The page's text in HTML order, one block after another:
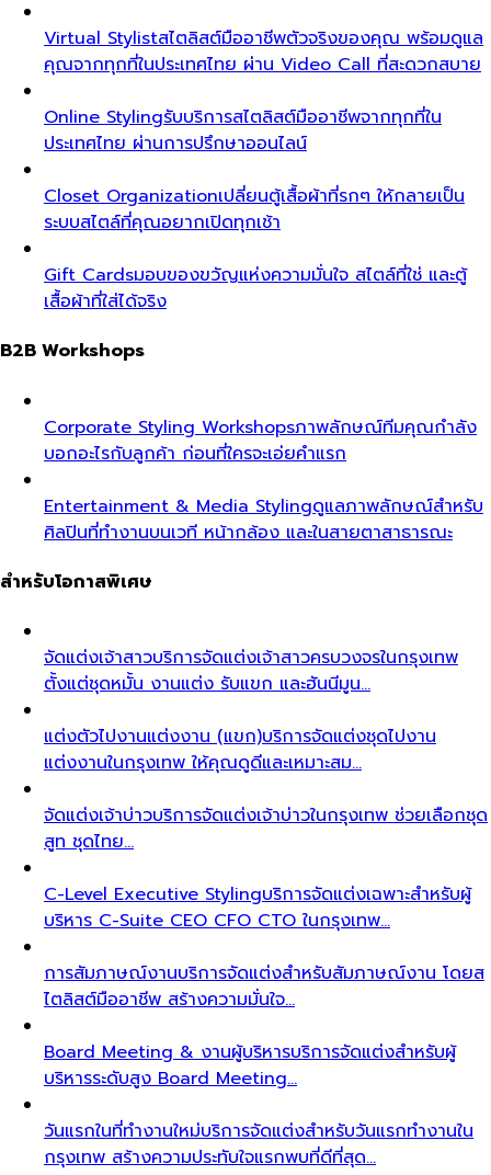
Virtual Stylistสไตลิสต์มืออาชีพตัวจริงของคุณ พร้อมดูแล
คุณจากทุกที่ในประเทศไทย ผ่าน Video Call ที่สะดวกสบาย
Online Stylingรับบริการสไตลิสต์มืออาชีพจากทุกที่ใน
ประเทศไทย ผ่านการปรึกษาออนไลน์
Closet Organizationเปลี่ยนตู้เสื้อผ้าที่รกๆ ให้กลายเป็น
ระบบสไตล์ที่คุณอยากเปิดทุกเช้า
Gift Cardsมอบของขวัญแห่งความมั่นใจ สไตล์ที่ใช่ และตู้
เสื้อผ้าที่ใส่ได้จริง
B2B Workshops
Corporate Styling Workshopsภาพลักษณ์ทีมคุณกำลัง
บอกอะไรกับลูกค้า ก่อนที่ใครจะเอ่ยคำแรก
Entertainment & Media Stylingดูแลภาพลักษณ์สำหรับ
ศิลปินที่ทำงานบนเวที หน้ากล้อง และในสายตาสาธารณะ
สำหรับโอกาสพิเศษ
จัดแต่งเจ้าสาวบริการจัดแต่งเจ้าสาวครบวงจรในกรุงเทพ
ตั้งแต่ชุดหมั้น งานแต่ง รับแขก และฮันนีมูน…
แต่งตัวไปงานแต่งงาน (แขก)บริการจัดแต่งชุดไปงาน
แต่งงานในกรุงเทพ ให้คุณดูดีและเหมาะสม…
จัดแต่งเจ้าบ่าวบริการจัดแต่งเจ้าบ่าวในกรุงเทพ ช่วยเลือกชุด
สูท ชุดไทย…
C-Level Executive Stylingบริการจัดแต่งเฉพาะสำหรับผู้
บริหาร C-Suite CEO CFO CTO ในกรุงเทพ…
การสัมภาษณ์งานบริการจัดแต่งสำหรับสัมภาษณ์งาน โดยส
ไตลิสต์มืออาชีพ สร้างความมั่นใจ…
Board Meeting & งานผู้บริหารบริการจัดแต่งสำหรับผู้
บริหารระดับสูง Board Meeting…
วันแรกในที่ทำงานใหม่บริการจัดแต่งสำหรับวันแรกทำงานใน
กรุงเทพ สร้างความประทับใจแรกพบที่ดีที่สุด…